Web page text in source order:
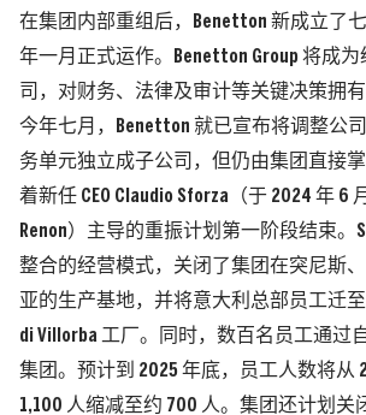
在集团内部重组后，Benetton 新成立了
年一月正式运作。Benetton Group 将成
司，对财务、法律及审计等关键决策拥
今年七月，Benetton 就已宣布将调整公
务单元独立成子公司，但仍由集团直接
着新任 CEO Claudio Sforza（于 2024 年 6
Renon）主导的重振计划第一阶段结束。
整合的经营模式，关闭了集团在突尼斯
亚的生产基地，并将意大利总部员工迁
di Villorba 工厂。同时，数百名员工通过
集团。预计到 2025 年底，员工人数将从
1,100 人缩减至约 700 人。集团还计划关